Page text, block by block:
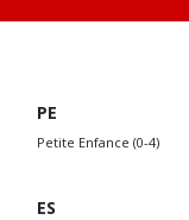
PE
Petite Enfance (0-4)
ES